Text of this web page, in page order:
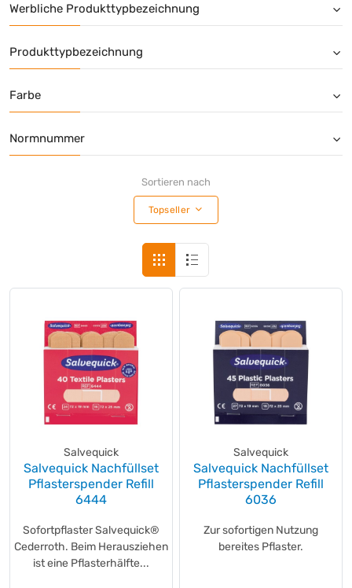
Werbliche Produkttypbezeichnung
Produkttypbezeichnung
Farbe
Normnummer
Sortieren nach
Topseller
Salvequick
Salvequick Nachfüllset
Pflasterspender Refill
6444
Sofortpflaster Salvequick®
Cederroth. Beim Herausziehen
ist eine Pflasterhälfte...
Salvequick
Salvequick Nachfüllset
Pflasterspender Refill
6036
Zur sofortigen Nutzung
bereites Pflaster.